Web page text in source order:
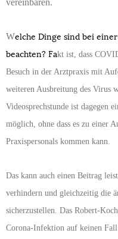
vereinbaren.
Welche Dinge sind bei
beachten? Fakt ist, dass
Besuch in der Arztpraxis mit
weiteren Ausbreitung des Virus
Videosprechstunde ist dagegen
möglich, ohne dass es zu einer
Praxispersonals kommen kann.
Das kann auch einen Beitrag
verhindern und gleichzeitig die
sicherzustellen. Das Robert-
Corona-Infektion auf keinen